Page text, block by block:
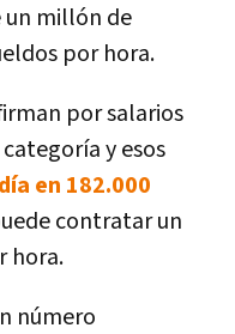
un millón de
por hora.
por salarios
y esos
en 182.000
contratar un
hora.
número